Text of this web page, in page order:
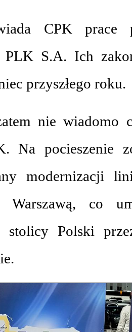
CPK prace
PLK S.A. Ich
przyszłego roku.
nie wiadomo
Na pocieszenie
modernizacji
co
stolicy Polski